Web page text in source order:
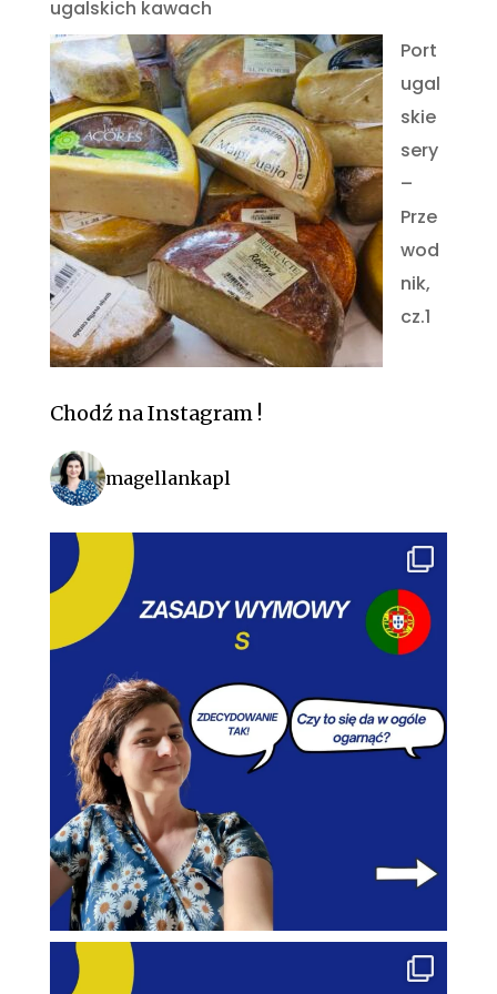
ugalskich kawach
Port
ugal
skie
sery
–
Prze
wod
nik,
cz.1
Chodź na Instagram !
magellankapl